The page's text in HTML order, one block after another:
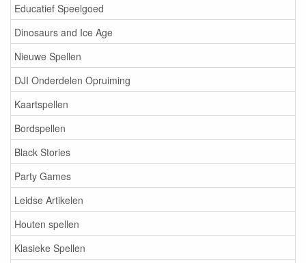
Educatief Speelgoed
Dinosaurs and Ice Age
Nieuwe Spellen
DJI Onderdelen Opruiming
Kaartspellen
Bordspellen
Black Stories
Party Games
Leidse Artikelen
Houten spellen
Klasieke Spellen